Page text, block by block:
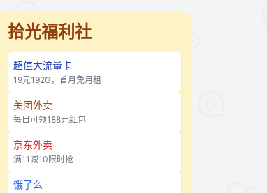
拾光福利社
超值大流量卡
19元192G，首月免月租
美团外卖
每日可领188元红包
京东外卖
满11减10限时抢
饿了么